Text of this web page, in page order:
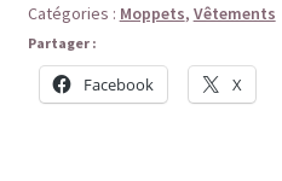
Catégories : Moppets, Vêtements
Partager :
Facebook X